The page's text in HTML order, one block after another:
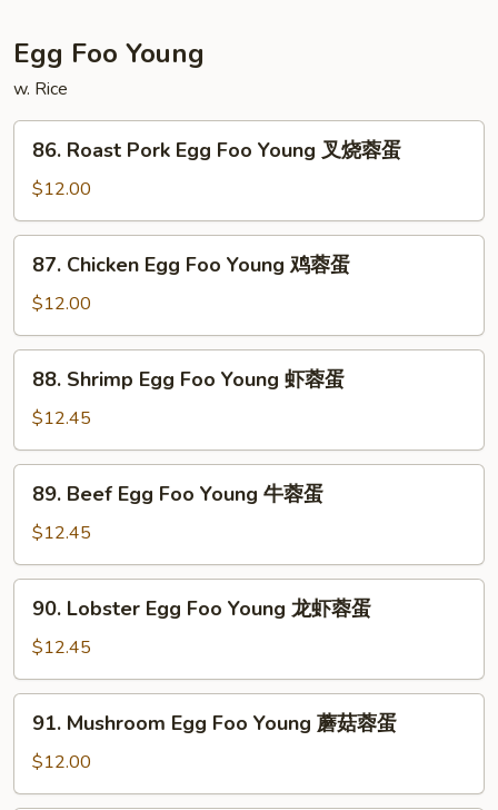
面
Egg Foo Young
w. Rice
Roast
Pork
Egg
Foo
Young
蓉
86. Roast Pork Egg Foo Young 叉烧蓉蛋
$12.00
Chicken
Egg
Foo
Young
87. Chicken Egg Foo Young 鸡蓉蛋
$12.00
Shrimp
Egg
Foo
Young
88. Shrimp Egg Foo Young 虾蓉蛋
$12.45
Beef
Egg
Foo
Young
89. Beef Egg Foo Young 牛蓉蛋
$12.45
Lobster
Egg
Foo
Young
90. Lobster Egg Foo Young 龙虾蓉蛋
$12.45
Mushroom
Egg
Foo
91. Mushroom Egg Foo Young 蘑菇蓉蛋
$12.00